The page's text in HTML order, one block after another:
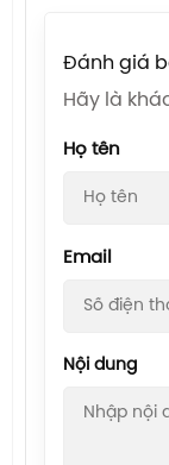
Đánh giá
Hãy là
Họ tên
Email
Nội dung